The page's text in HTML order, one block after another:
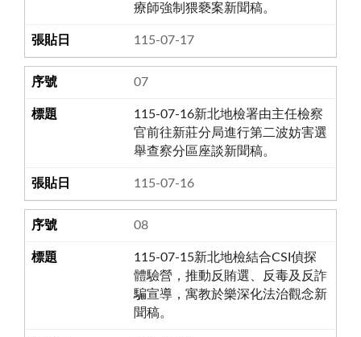
療師強制猥褻案新聞稿。
115-07-17
07
115-07-16新北地檢署由主任檢察
官前往新莊分局進行第二波妨害選
舉查察分區座談新聞稿。
115-07-16
08
115-07-15新北地檢結合CSI偵探
體驗營，推動反賄選、反毒及反詐
騙宣導，寓教於樂深化法治觀念新
聞稿。